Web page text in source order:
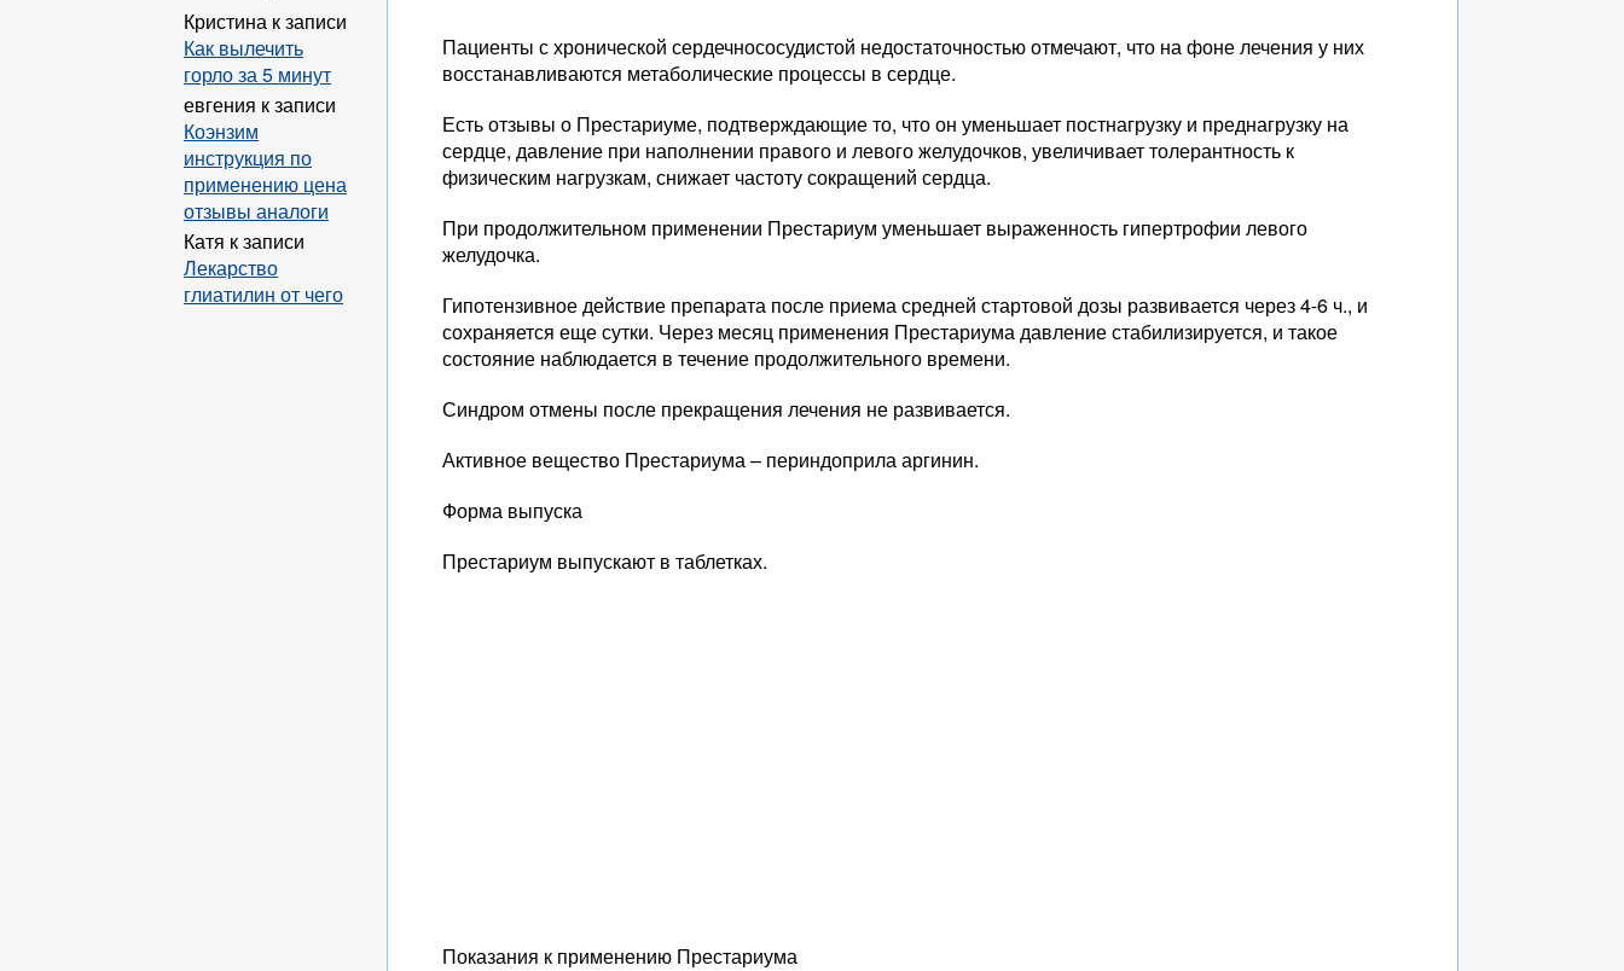
Пациенты с хронической сердечнососудистой недостаточностью отмечают, что на фоне лечения у них
восстанавливаются метаболические процессы в сердце.
Есть отзывы о Престариуме, подтверждающие то, что он уменьшает постнагрузку и преднагрузку на
сердце, давление при наполнении правого и левого желудочков, увеличивает толерантность к
физическим нагрузкам, снижает частоту сокращений сердца.
При продолжительном применении Престариум уменьшает выраженность гипертрофии левого
желудочка.
Гипотензивное действие препарата после приема средней стартовой дозы развивается через 4-6 ч., и
сохраняется еще сутки. Через месяц применения Престариума давление стабилизируется, и такое
состояние наблюдается в течение продолжительного времени.
Синдром отмены после прекращения лечения не развивается.
Активное вещество Престариума – периндоприла аргинин.
Форма выпуска
Престариум выпускают в таблетках.
Показания к применению Престариума
Кристина к записи
Как вылечить
горло за 5 минут
евгения к записи
Коэнзим
инструкция по
применению цена
отзывы аналоги
Катя к записи
Лекарство
глиатилин от чего